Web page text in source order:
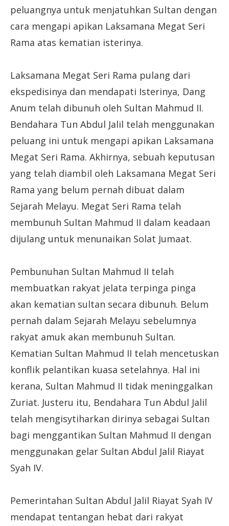
peluangnya untuk menjatuhkan Sultan dengan
cara mengapi apikan Laksamana Megat Seri
Rama atas kematian isterinya.
Laksamana Megat Seri Rama pulang dari
ekspedisinya dan mendapati Isterinya, Dang
Anum telah dibunuh oleh Sultan Mahmud II.
Bendahara Tun Abdul Jalil telah menggunakan
peluang ini untuk mengapi apikan Laksamana
Megat Seri Rama. Akhirnya, sebuah keputusan
yang telah diambil oleh Laksamana Megat Seri
Rama yang belum pernah dibuat dalam
Sejarah Melayu. Megat Seri Rama telah
membunuh Sultan Mahmud II dalam keadaan
dijulang untuk menunaikan Solat Jumaat.
Pembunuhan Sultan Mahmud II telah
membuatkan rakyat jelata terpinga pinga
akan kematian sultan secara dibunuh. Belum
pernah dalam Sejarah Melayu sebelumnya
rakyat amuk akan membunuh Sultan.
Kematian Sultan Mahmud II telah mencetuskan
konflik pelantikan kuasa setelahnya. Hal ini
kerana, Sultan Mahmud II tidak meninggalkan
Zuriat. Justeru itu, Bendahara Tun Abdul Jalil
telah mengisytiharkan dirinya sebagai Sultan
bagi menggantikan Sultan Mahmud II dengan
menggunakan gelar Sultan Abdul Jalil Riayat
Syah IV.
Pemerintahan Sultan Abdul Jalil Riayat Syah IV
mendapat tentangan hebat dari rakyat